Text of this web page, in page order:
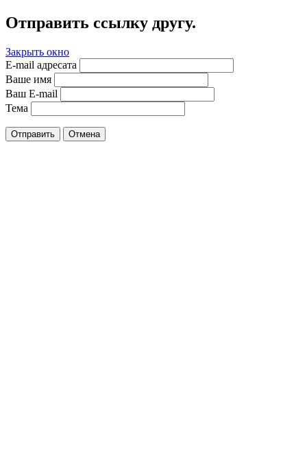
Отправить ссылку другу.
Закрыть окно
E-mail адресата
Ваше имя
Ваш E-mail
Тема
Отправить Отмена